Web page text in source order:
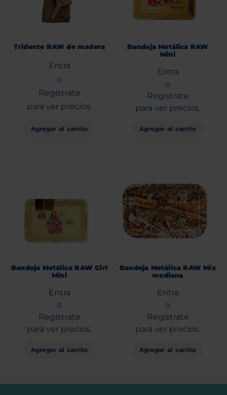
Tridente RAW de madera
Entra
o
Regístrate
para ver precios.
Agregar al carrito
Bandeja Metálica RAW
Mini
Entra
o
Regístrate
para ver precios.
Agregar al carrito
Bandeja Metálica RAW Girl
Mini
Entra
o
Regístrate
para ver precios.
Agregar al carrito
Bandeja Metálica RAW Mix
mediana
Entra
o
Regístrate
para ver precios.
Agregar al carrito